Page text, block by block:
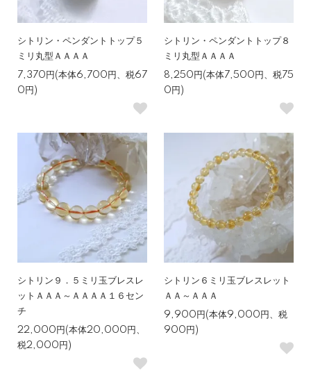
シトリン・ペンダントトップ５
ミリ丸型ＡＡＡＡ
7,370円(本体6,700円、税67
0円)
シトリン・ペンダントトップ８
ミリ丸型ＡＡＡＡ
8,250円(本体7,500円、税75
0円)
シトリン９．５ミリ玉ブレスレ
ットＡＡＡ～ＡＡＡＡ１６セン
チ
22,000円(本体20,000円、
税2,000円)
シトリン６ミリ玉ブレスレット
ＡＡ～ＡＡＡ
9,900円(本体9,000円、税
900円)